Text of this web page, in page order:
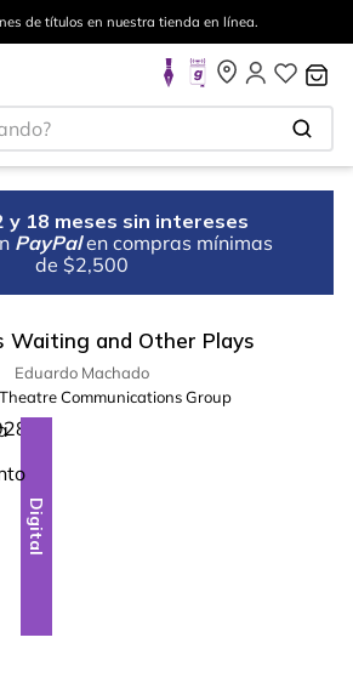
de títulos en nuestra tienda en línea.
y 18 meses sin intereses
PayPal en compras mínimas
de $2,500
Waiting and Other Plays
Eduardo Machado
Theatre Communications Group
Digital